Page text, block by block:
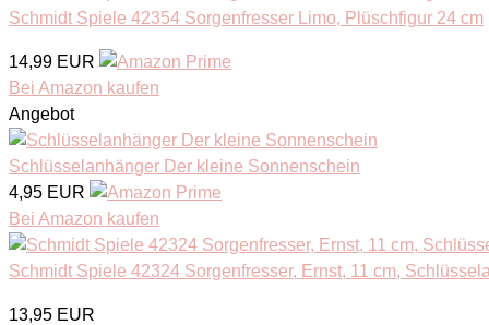
Schmidt Spiele 42354 Sorgenfresser Limo, Plüschfigur 24 cm
14,99 EUR
Bei Amazon kaufen
Angebot
Schlüsselanhänger Der kleine Sonnenschein
4,95 EUR
Bei Amazon kaufen
Schmidt Spiele 42324 Sorgenfresser, Ernst, 11 cm,
13,95 EUR